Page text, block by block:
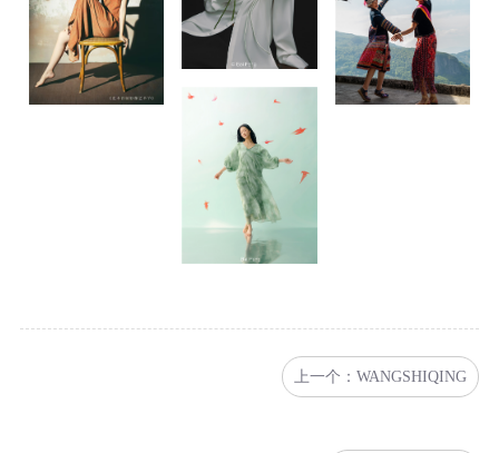
上一个：WANGSHIQING